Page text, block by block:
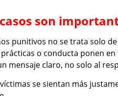
son
punitivos no se trata solo
o conducta ponen
mensaje claro, no solo al
se sientan más